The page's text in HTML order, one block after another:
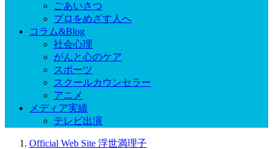
ごあいさつ
プロをめざす人へ
コラム&Blog
社会心理
がんと心のケア
スポーツ
スクールカウンセラー
アニメ
メディア実績
テレビ出演
Official Web Site 浮世満理子